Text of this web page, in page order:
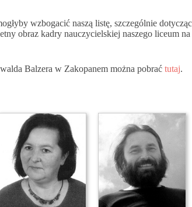
wzbogacić naszą listę, szczególnie
obraz kadry nauczycielskiej naszego liceum na
Balzera w Zakopanem można pobrać tutaj.